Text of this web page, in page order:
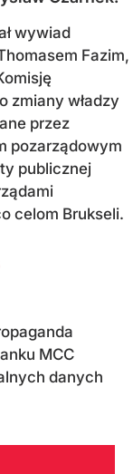
wywiad
Fazim,
zmiany władzy
przez
pozarządowym
publicznej
celom Brukseli.
MCC
danych